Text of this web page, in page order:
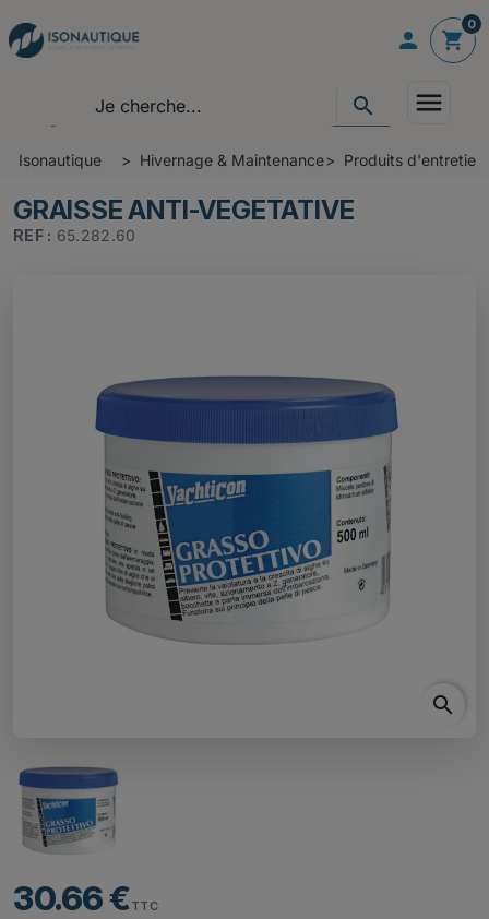
 shopping_cart
0
search menu
Isonautique Hivernage & Maintenance Produits
GRAISSE ANTI-VEGETATIVE
REF : 65.282.60
search
30.66 €TTC